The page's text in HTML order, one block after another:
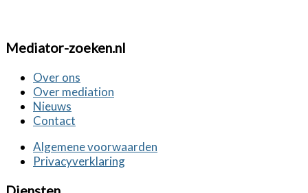
Mediator-zoeken.nl
Over ons
Over mediation
Nieuws
Contact
Algemene voorwaarden
Privacyverklaring